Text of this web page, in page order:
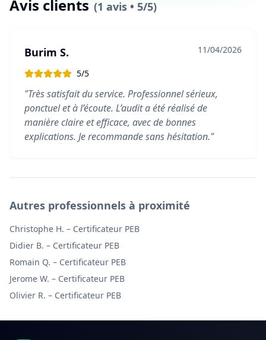
Avis clients (1 avis • 5/5)
Burim S. 11/04/2026
5/5
"Très satisfait du service. Professionnel sérieux,
ponctuel et à l’écoute. L’audit a été réalisé de
manière claire et efficace, avec de bonnes
explications. Je recommande sans hésitation."
Autres professionnels à proximité
Christophe H. – Certificateur PEB
Didier B. – Certificateur PEB
Romain Q. – Certificateur PEB
Jerome W. – Certificateur PEB
Olivier R. – Certificateur PEB